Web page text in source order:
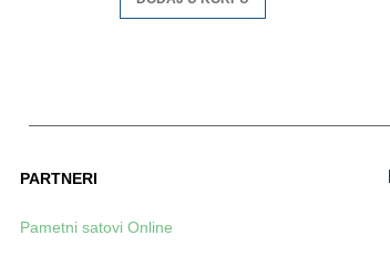
PARTNERI
Pametni satovi Online